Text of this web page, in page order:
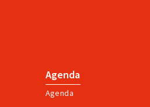
Agenda
Agenda